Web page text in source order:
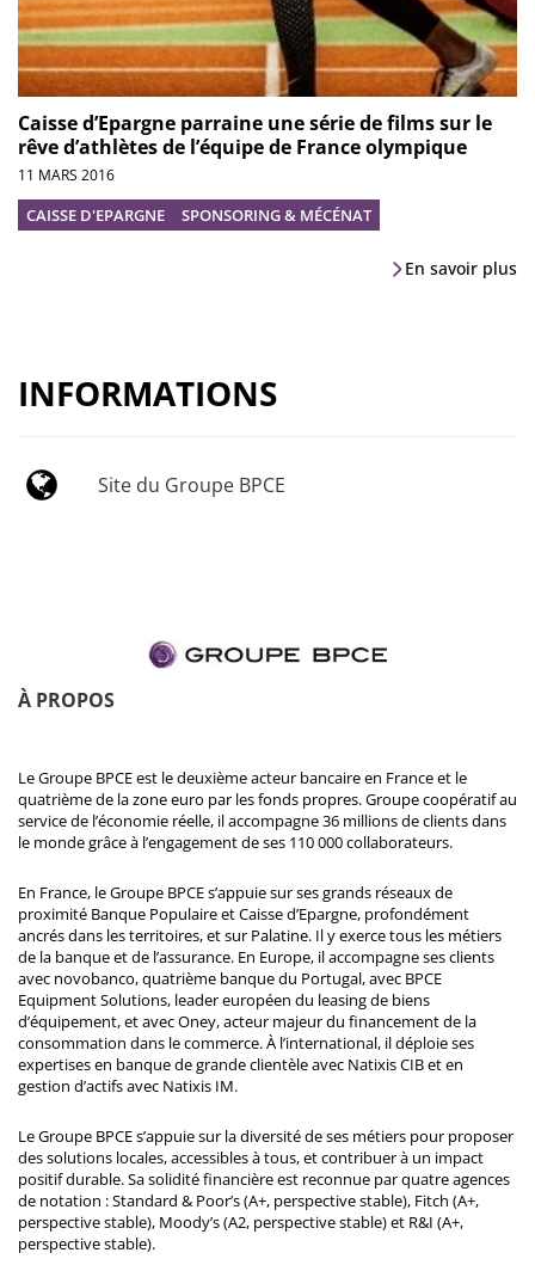
Caisse d’Epargne parraine une série de films sur le
rêve d’athlètes de l’équipe de France olympique
11 MARS 2016
CAISSE D'EPARGNE SPONSORING & MÉCÉNAT
En savoir plus
INFORMATIONS
Site du Groupe BPCE
À PROPOS
Le Groupe BPCE est le deuxième acteur bancaire en France et le
quatrième de la zone euro par les fonds propres. Groupe coopératif au
service de l’économie réelle, il accompagne 36 millions de clients dans
le monde grâce à l’engagement de ses 110 000 collaborateurs.
En France, le Groupe BPCE s’appuie sur ses grands réseaux de
proximité Banque Populaire et Caisse d’Epargne, profondément
ancrés dans les territoires, et sur Palatine. Il y exerce tous les métiers
de la banque et de l’assurance. En Europe, il accompagne ses clients
avec novobanco, quatrième banque du Portugal, avec BPCE
Equipment Solutions, leader européen du leasing de biens
d’équipement, et avec Oney, acteur majeur du financement de la
consommation dans le commerce. À l’international, il déploie ses
expertises en banque de grande clientèle avec Natixis CIB et en
gestion d’actifs avec Natixis IM.
Le Groupe BPCE s’appuie sur la diversité de ses métiers pour proposer
des solutions locales, accessibles à tous, et contribuer à un impact
positif durable. Sa solidité financière est reconnue par quatre agences
de notation : Standard & Poor’s (A+, perspective stable), Fitch (A+,
perspective stable), Moody’s (A2, perspective stable) et R&I (A+,
perspective stable).